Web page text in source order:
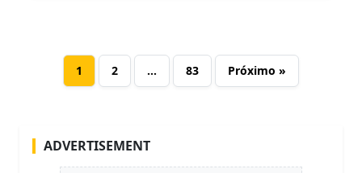
1 2 … 83 Próximo »
ADVERTISEMENT